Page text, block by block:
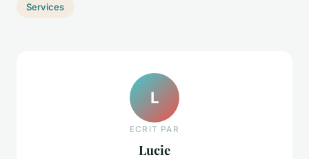
Services
L
ECRIT PAR
Lucie